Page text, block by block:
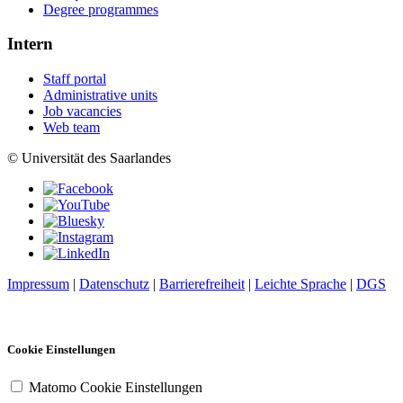
Degree programmes
Intern
Staff portal
Administrative units
Job vacancies
Web team
© Universität des Saarlandes
Impressum | Datenschutz | Barrierefreiheit | Leichte Sprache | DGS
Cookie Einstellungen
Matomo Cookie Einstellungen